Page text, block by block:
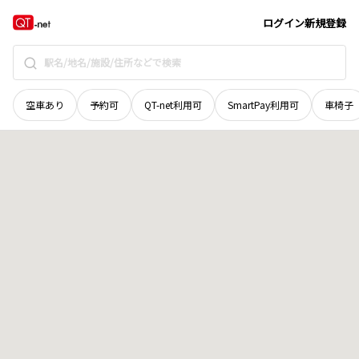
ログイン新規登録
空車あり 予約可 QT-net利用可 SmartPay利用可 車椅子
山口県